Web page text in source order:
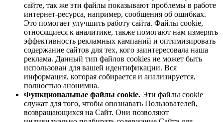
сайте, так же эти файлы показывают проблемы в работе
интернет-ресурса, например, сообщения об ошибках.
Это помогает улучшить работу сайта. Файлы cookie,
относящиеся к аналитике, также помогают нам измерять
эффективность рекламных кампаний и оптимизировать
содержание сайтов для тех, кого заинтересовала наша
реклама. Данный тип файлов cookies не может быть
использован для вашей идентификации. Вся
информация, которая собирается и анализируется,
полностью анонимна.
Функциональные файлы cookie. Эти файлы cookie
служат для того, чтобы опознавать Пользователей,
возвращающихся на Сайт. Они позволяют